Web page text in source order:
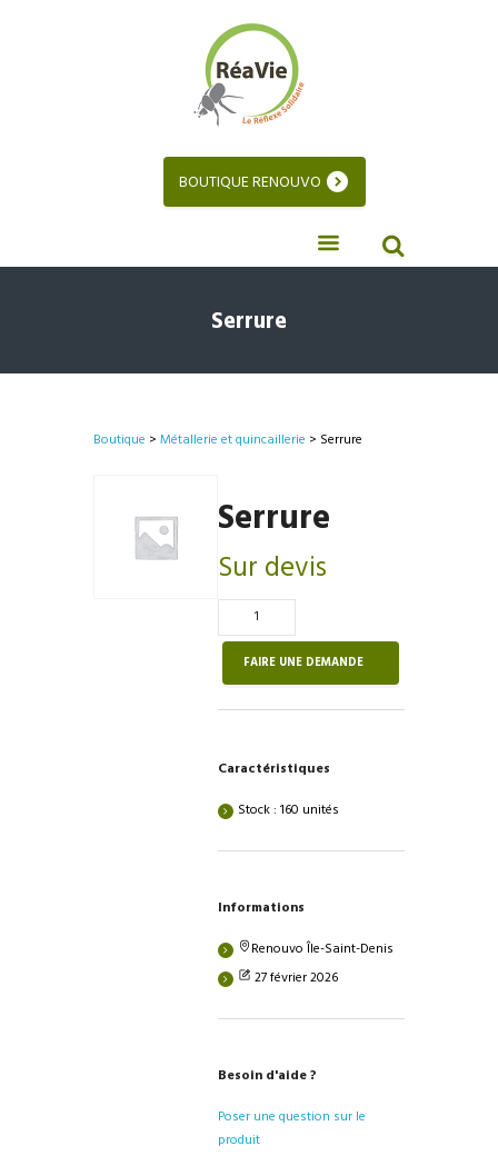
BOUTIQUE RENOUVO
Serrure
Boutique > Métallerie et quincaillerie > Serrure
Serrure
Sur devis
Quantité
de
SerrureFAIRE UNE DEMANDE
Caractéristiques
Stock : 160 unités
Informations
Renouvo Île-Saint-Denis
27 février 2026
Besoin d'aide ?
Poser une question sur le
produit